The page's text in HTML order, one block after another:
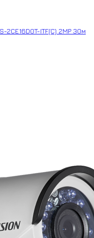
ITF(C) 2MP 30м